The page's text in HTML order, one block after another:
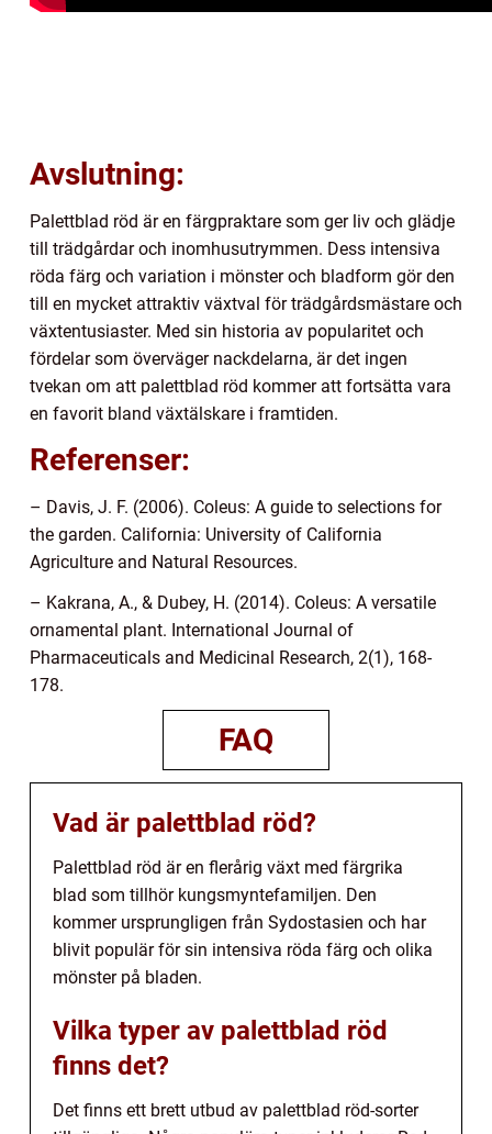
Avslutning:
Palettblad röd är en färgpraktare som ger liv och glädje
till trädgårdar och inomhusutrymmen. Dess intensiva
röda färg och variation i mönster och bladform gör den
till en mycket attraktiv växtval för trädgårdsmästare och
växtentusiaster. Med sin historia av popularitet och
fördelar som överväger nackdelarna, är det ingen
tvekan om att palettblad röd kommer att fortsätta vara
en favorit bland växtälskare i framtiden.
Referenser:
– Davis, J. F. (2006). Coleus: A guide to selections for
the garden. California: University of California
Agriculture and Natural Resources.
– Kakrana, A., & Dubey, H. (2014). Coleus: A versatile
ornamental plant. International Journal of
Pharmaceuticals and Medicinal Research, 2(1), 168-
178.
FAQ
Vad är palettblad röd?
Palettblad röd är en flerårig växt med färgrika
blad som tillhör kungsmyntefamiljen. Den
kommer ursprungligen från Sydostasien och har
blivit populär för sin intensiva röda färg och olika
mönster på bladen.
Vilka typer av palettblad röd
finns det?
Det finns ett brett utbud av palettblad röd-sorter